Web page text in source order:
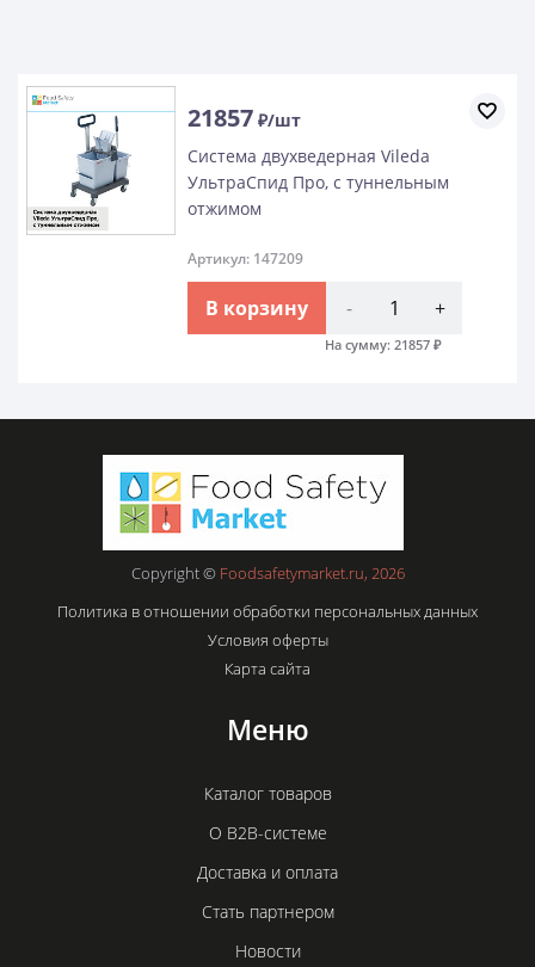
21857 ₽/шт
Система двухведерная Vileda
УльтраСпид Про, с туннельным
отжимом
Артикул: 147209
В корзину - +
На сумму: 21857 ₽
Copyright © Foodsafetymarket.ru, 2026
Политика в отношении обработки персональных данных
Условия оферты
Карта сайта
Меню
Каталог товаров
О B2B-системе
Доставка и оплата
Стать партнером
Новости